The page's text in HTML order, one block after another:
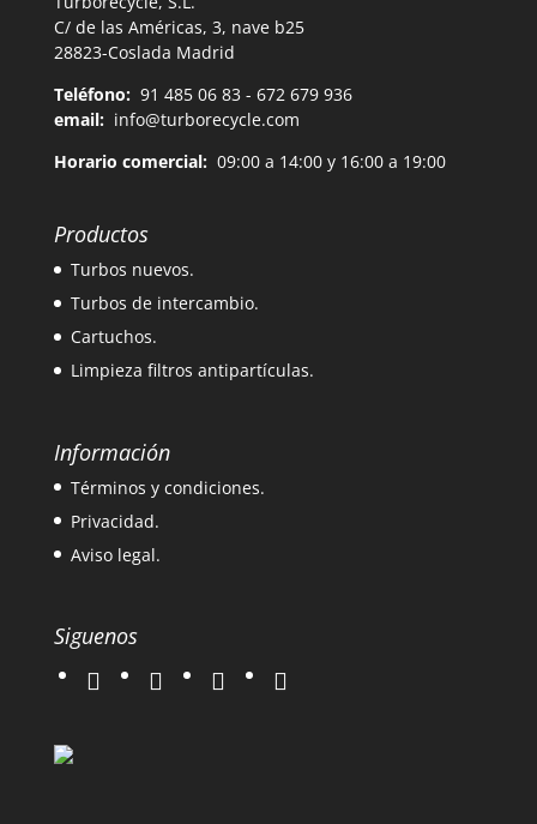
C/ de las Américas, 3, nave b25
28823-Coslada Madrid
Teléfono: 91 485 06 83 - 672 679 936
email: info@turborecycle.com
Horario comercial:09:00 a 14:00 y 16:00 a 19:00
Productos
Turbos nuevos.
Turbos de intercambio.
Cartuchos.
Limpieza filtros antipartículas.
Información
Términos y condiciones.
Privacidad.
Aviso legal.
Siguenos
twitter instagramfacebook google